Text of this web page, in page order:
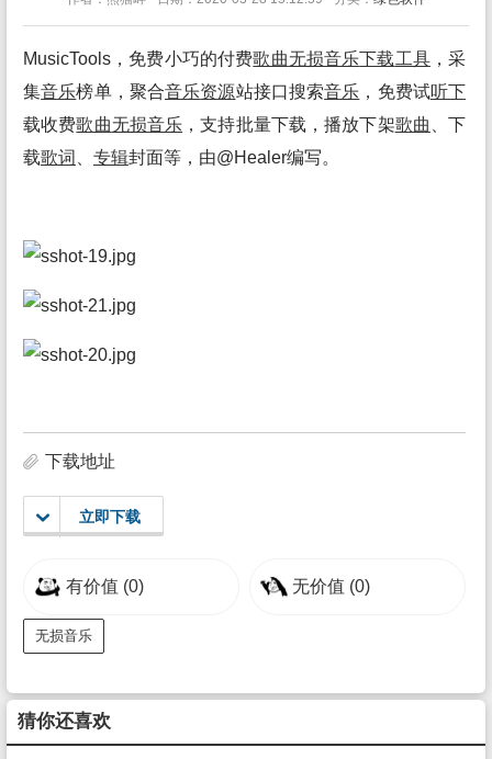
MusicTools，免费小巧的付费歌曲无损音乐下载工具，采
集音乐榜单，聚合音乐资源站接口搜索音乐 ，免费试听下
载收费歌曲无损音乐 ，支持批量下载，播放下架歌曲
、下
载歌词 专辑封面等，由@Healer编写。
下载地址
立即下载
有价值 (0) 无价值 (0)
无损音乐
猜你还喜欢